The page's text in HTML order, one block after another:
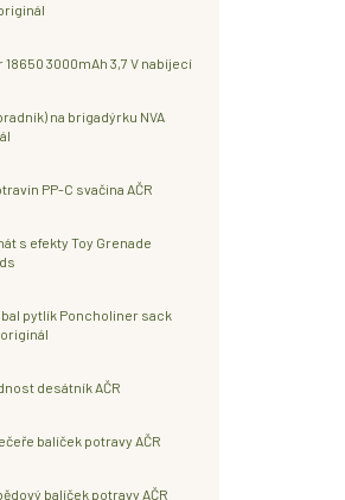
3000mAh 3,7 V nabíjecí
na brigadýrku NVA
PP-C svačina AČR
s efekty Toy Grenade
pytlík Poncholiner sack
desátník AČR
balíček potravy AČR
balíček potravy AČR